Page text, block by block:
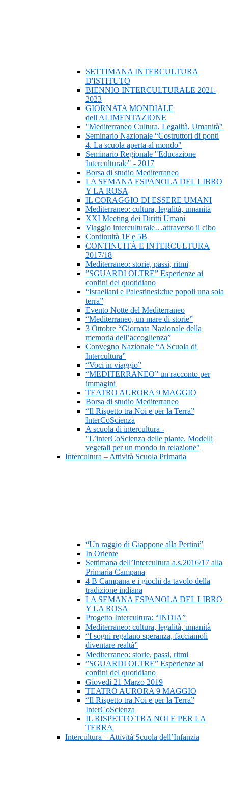
SETTIMANA INTERCULTURA
D'ISTITUTO
BIENNIO INTERCULTURALE 2021-
2023
GIORNATA MONDIALE
dell'ALIMENTAZIONE
"Mediterraneo Cultura, Legalità, Umanità"
Seminario Nazionale “Costruttori di ponti
4. La scuola aperta al mondo"
Seminario Regionale "Educazione
Interculturale" - 2017
Borsa di studio Mediterraneo
LA SEMANA ESPANOLA DEL LIBRO
Y LA ROSA
IL CORAGGIO DI ESSERE UMANI
Mediterraneo: cultura, legalità, umanità
XXI Meeting dei Diritti Umani
Viaggio interculturale…attraverso il cibo
Continuità 1F e 5B
CONTINUITÀ E INTERCULTURA
2017/18
Mediterraneo: storie, passi, ritmi
”SGUARDI OLTRE” Esperienze ai
confini del quotidiano
“Israeliani e Palestinesi:due popoli una sola
terra”
Evento Notte del Mediterraneo
“Mediterraneo, un mare di storie”
3 Ottobre “Giornata Nazionale della
memoria dell’accoglienza”
Convegno Nazionale “A Scuola di
Intercultura”
“Voci in viaggio”
“MEDITERRANEO” un racconto per
immagini
TEATRO AURORA 9 MAGGIO
Borsa di studio Mediterraneo
“Il Rispetto tra Noi e per la Terra”
InterCoScienza
A scuola di intercultura -
"L’interCoScienza delle piante. Modelli
vegetali per un mondo in relazione"
Intercultura – Attività Scuola Primaria
“Un raggio di Giappone alla Pertini”
In Oriente
Settimana dell’Intercultura a.s.2016/17 alla
Primaria Campana
4 B Campana e i giochi da tavolo della
tradizione indiana
LA SEMANA ESPANOLA DEL LIBRO
Y LA ROSA
Progetto Intercultura: “INDIA”
Mediterraneo: cultura, legalità, umanità
“I sogni regalano speranza, facciamoli
diventare realtà”
Mediterraneo: storie, passi, ritmi
”SGUARDI OLTRE” Esperienze ai
confini del quotidiano
Giovedì 21 Marzo 2019
TEATRO AURORA 9 MAGGIO
“Il Rispetto tra Noi e per la Terra”
InterCoScienza
IL RISPETTO TRA NOI E PER LA
TERRA
Intercultura – Attività Scuola dell’Infanzia